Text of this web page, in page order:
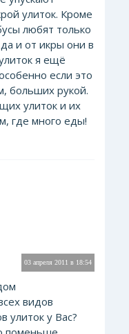
улиток. Кроме
любят только
и от икры они в
я ещё
если это
больших рукой.
улиток и их
где много еды!
03 апреля 2011 в 18:54
видов
улиток у Вас?